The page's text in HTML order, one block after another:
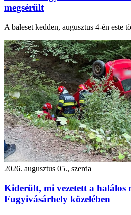
megsérült
A baleset kedden, augusztus 4-én este
2026. augusztus 05., szerda
Kiderült, mi vezetett a halálos
Fugyivásárhely közelében